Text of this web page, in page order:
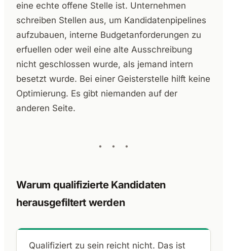
eine echte offene Stelle ist. Unternehmen
schreiben Stellen aus, um Kandidatenpipelines
aufzubauen, interne Budgetanforderungen zu
erfuellen oder weil eine alte Ausschreibung
nicht geschlossen wurde, als jemand intern
besetzt wurde. Bei einer Geisterstelle hilft keine
Optimierung. Es gibt niemanden auf der
anderen Seite.
Warum qualifizierte Kandidaten
herausgefiltert werden
Qualifiziert zu sein reicht nicht. Das ist